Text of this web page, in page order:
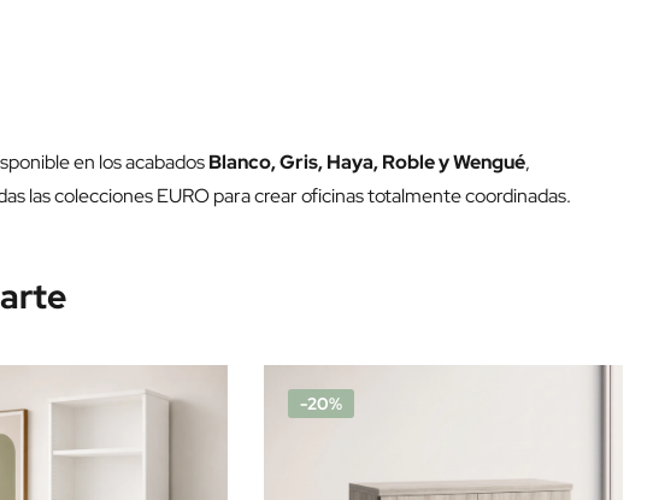
en los acabadosBlanco, Gris, Haya, Roble y Wengué,
las colecciones EURO para crear oficinas totalmente coordinadas.
-20%